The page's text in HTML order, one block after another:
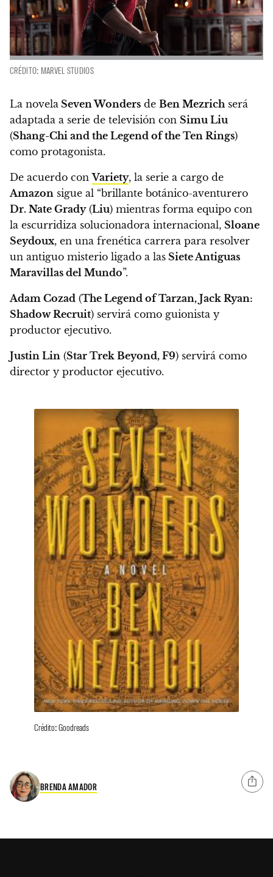
CRÉDITO: MARVEL STUDIOS
La novela Seven Wonders de Ben Mezrich será
adaptada a serie de televisión con Simu Liu
(Shang-Chi and the Legend of the Ten Rings)
como protagonista.
De acuerdo conVariety, la serie a cargo de
Amazon sigue al “brillante botánico-aventurero
Dr. Nate Grady(Liu) mientras forma equipo con
la escurridiza solucionadora internacional, Sloane
Seydoux, en una frenética carrera para resolver
un antiguo misterio ligado a las Siete Antiguas
Maravillas del Mundo”.
Adam Cozad (The Legend of Tarzan, Jack Ryan:
Shadow Recruit) servirá como guionista y
productor ejecutivo.
Justin Lin (Star Trek Beyond, F9) servirá como
director y productor ejecutivo.
Crédito: Goodreads
BRENDA AMADOR